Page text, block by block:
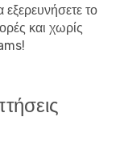
εξερευνήσετε το
και χωρίς